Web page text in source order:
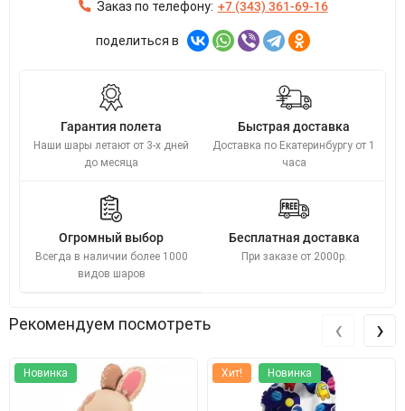
Заказ по телефону: +7 (343) 361-69-16
поделиться в
Гарантия полета
Наши шары летают от 3-х дней
до месяца
Быстрая доставка
Доставка по Екатеринбургу от 1
часа
Огромный выбор
Всегда в наличии более 1000
видов шаров
Бесплатная доставка
При заказе от 2000р.
Рекомендуем посмотреть
Новинка Хит! Новинка
‹ ›